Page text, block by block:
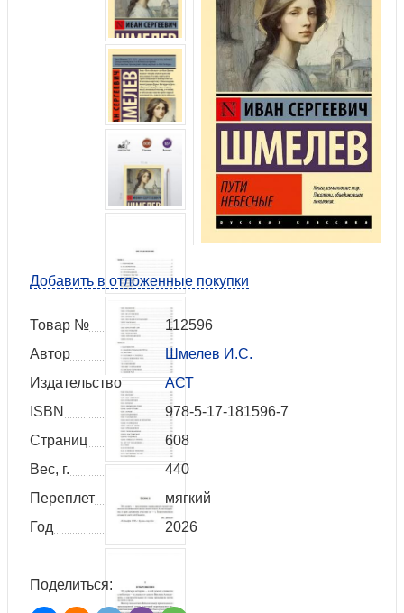
Добавить в отложенные покупки
Товар №
112596
Автор
Шмелев И.С.
Издательство
АСТ
ISBN
978-5-17-181596-7
Страниц
608
Вес, г.
440
Переплет
мягкий
Год
2026
Поделиться: